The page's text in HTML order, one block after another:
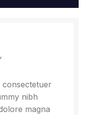
nibh
magna